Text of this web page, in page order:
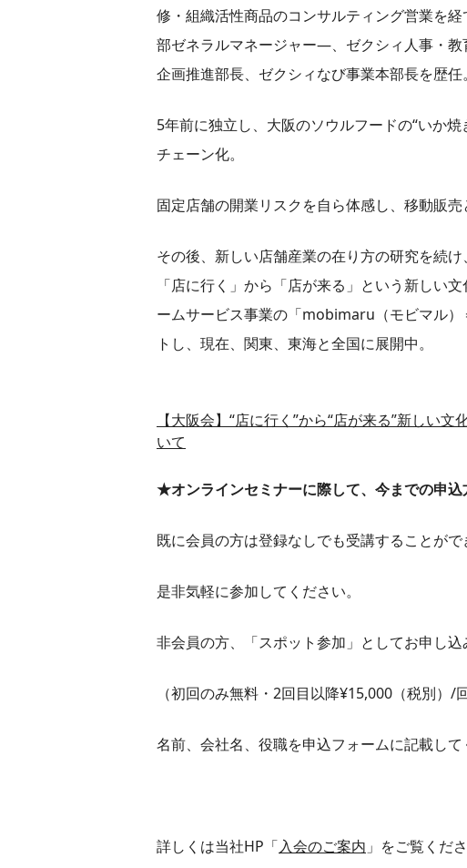
修・組織活性商品のコンサルティング営業を
部ゼネラルマネージャー―、ゼクシィ人事・
企画推進部長、ゼクシィなび事業本部長を歴任。
5年前に独立し、大阪のソウルフードの“いか
チェーン化。
固定店舗の開業リスクを自ら体感し、移動販売
その後、新しい店舗産業の在り方の研究を続
「店に行く」から「店が来る」という新しい
ームサービス事業の「mobimaru（モビマル
トし、現在、関東、東海と全国に展開中。
【大阪会】“店に行く”から“店が来る”新しい
いて
★オンラインセミナーに際して、今までの申
既に会員の方は登録なしでも受講することがで
是非気軽に参加してください。
非会員の方、「スポット参加」としてお申し込
（初回のみ無料・2回目以降¥15,000（税別）/回
名前、会社名、役職を申込フォームに記載して
詳しくは当社HP「入会のご案内 」をご覧くださ